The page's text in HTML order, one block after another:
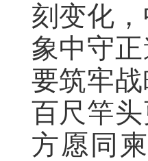
刻变化
象中守
要筑牢
百尺竿
方愿同